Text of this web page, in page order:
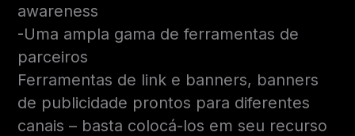
awareness
-Uma ampla gama de ferramentas de
parceiros
Ferramentas de link e banners, banners
de publicidade prontos para diferentes
canais – basta colocá-los em seu recurso